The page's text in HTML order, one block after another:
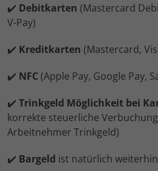
✔️ Debitkarten (Mastercard
V-Pay)
✔️ Kreditkarten (Mastercard,
✔️ NFC(Apple Pay, Google Pay,
✔️ Trinkgeld Möglichkeit bei
korrekte steuerliche
Arbeitnehmer Trinkgeld)
✔️ Bargeld ist natürlich